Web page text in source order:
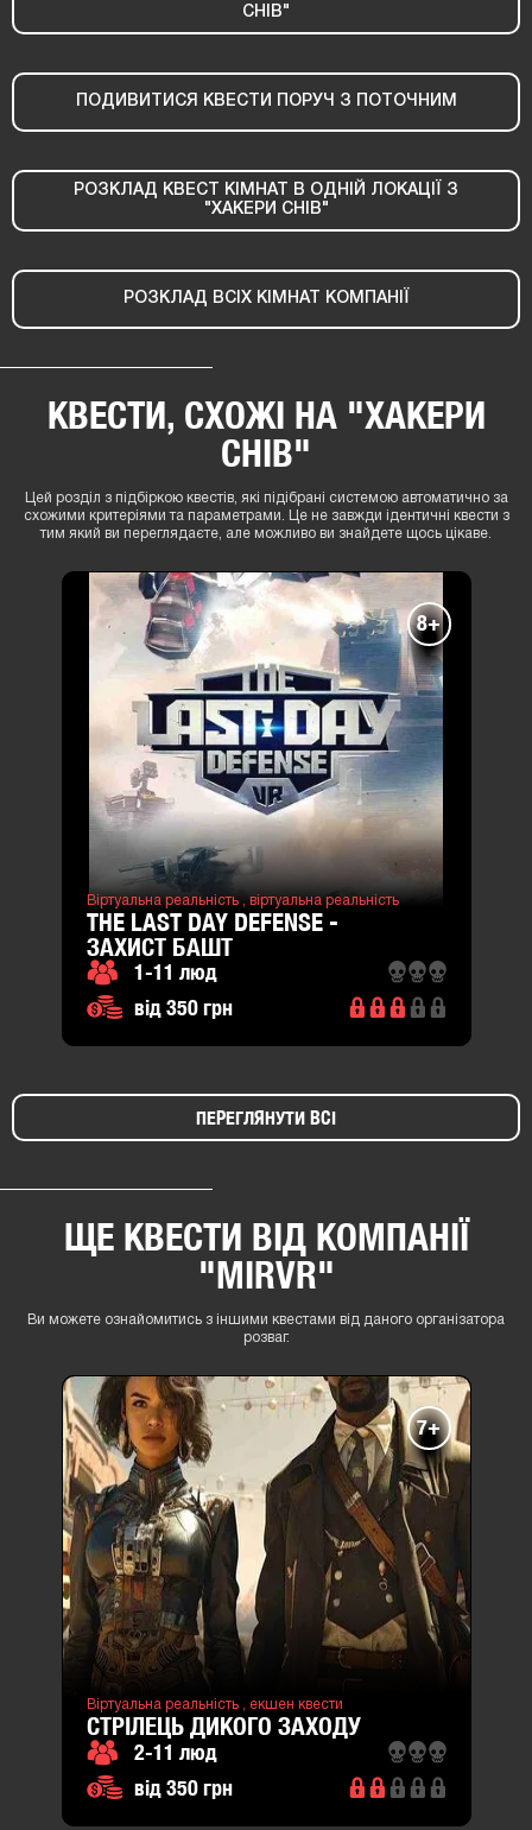
СНІВ"
ПОДИВИТИСЯ КВЕСТИ ПОРУЧ З ПОТОЧНИМ
РОЗКЛАД КВЕСТ КІМНАТ В ОДНІЙ ЛОКАЦІЇ З
"ХАКЕРИ СНІВ"
РОЗКЛАД ВСІХ КІМНАТ КОМПАНІЇ
КВЕСТИ, СХОЖІ НА "ХАКЕРИ
СНІВ"
Цей розділ з підбіркою квестів, які підібрані системою автоматично за
схожими критеріями та параметрами. Це не завжди ідентичні квести з
тим який ви переглядаєте, але можливо ви знайдете щось цікаве.
8+
Віртуальна реальність , віртуальна реальність
THE LAST DAY DEFENSE -
ЗАХИСТ БАШТ
1-11 люд
від 350 грн
ПЕРЕГЛЯНУТИ ВСІ
ЩЕ КВЕСТИ ВІД КОМПАНІЇ
"MIRVR"
Ви можете ознайомитись з іншими квестами від даного організатора
розваг.
7+
Віртуальна реальність , екшен квести
СТРІЛЕЦЬ ДИКОГО ЗАХОДУ
2-11 люд
від 350 грн